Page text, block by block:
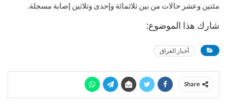
مئتين وعشر حالات من بين ثلاثمائة وإحدى وثلاثين إصابة مسجلة.
شارك هذا الموضوع:
أخبار العراق
Share